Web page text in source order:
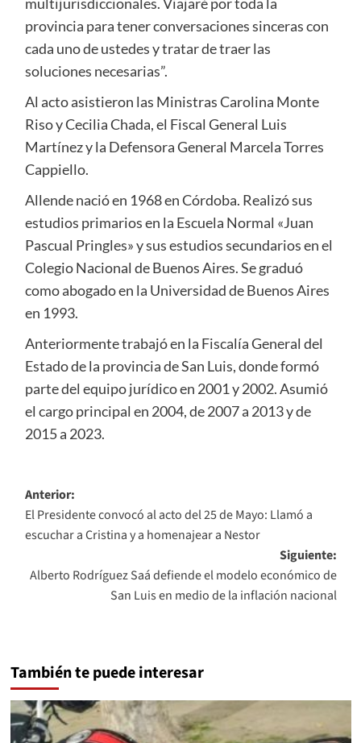
multijurisdiccionales. Viajaré por toda la
provincia para tener conversaciones sinceras con
cada uno de ustedes y tratar de traer las
soluciones necesarias”.
Al acto asistieron las Ministras Carolina Monte
Riso y Cecilia Chada, el Fiscal General Luis
Martínez y la Defensora General Marcela Torres
Cappiello.
Allende nació en 1968 en Córdoba. Realizó sus
estudios primarios en la Escuela Normal «Juan
Pascual Pringles» y sus estudios secundarios en el
Colegio Nacional de Buenos Aires. Se graduó
como abogado en la Universidad de Buenos Aires
en 1993.
Anteriormente trabajó en la Fiscalía General del
Estado de la provincia de San Luis, donde formó
parte del equipo jurídico en 2001 y 2002. Asumió
el cargo principal en 2004, de 2007 a 2013 y de
2015 a 2023.
Navegación
de
entradas
Anterior:
El Presidente convocó al acto del 25 de Mayo: Llamó a
escuchar a Cristina y a homenajear a Nestor
Siguiente:
Alberto Rodríguez Saá defiende el modelo económico de
San Luis en medio de la inflación nacional
También te puede interesar